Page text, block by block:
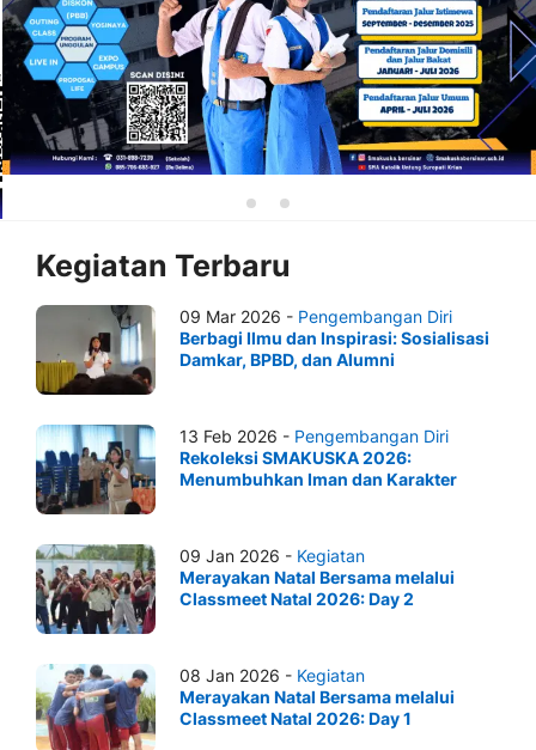
Kegiatan Terbaru
09 Mar 2026 - Pengembangan Diri
Berbagi Ilmu dan Inspirasi: Sosialisasi
Damkar, BPBD, dan Alumni
13 Feb 2026 - Pengembangan Diri
Rekoleksi SMAKUSKA 2026:
Menumbuhkan Iman dan Karakter
09 Jan 2026 - Kegiatan
Merayakan Natal Bersama melalui
Classmeet Natal 2026: Day 2
08 Jan 2026 - Kegiatan
Merayakan Natal Bersama melalui
Classmeet Natal 2026: Day 1